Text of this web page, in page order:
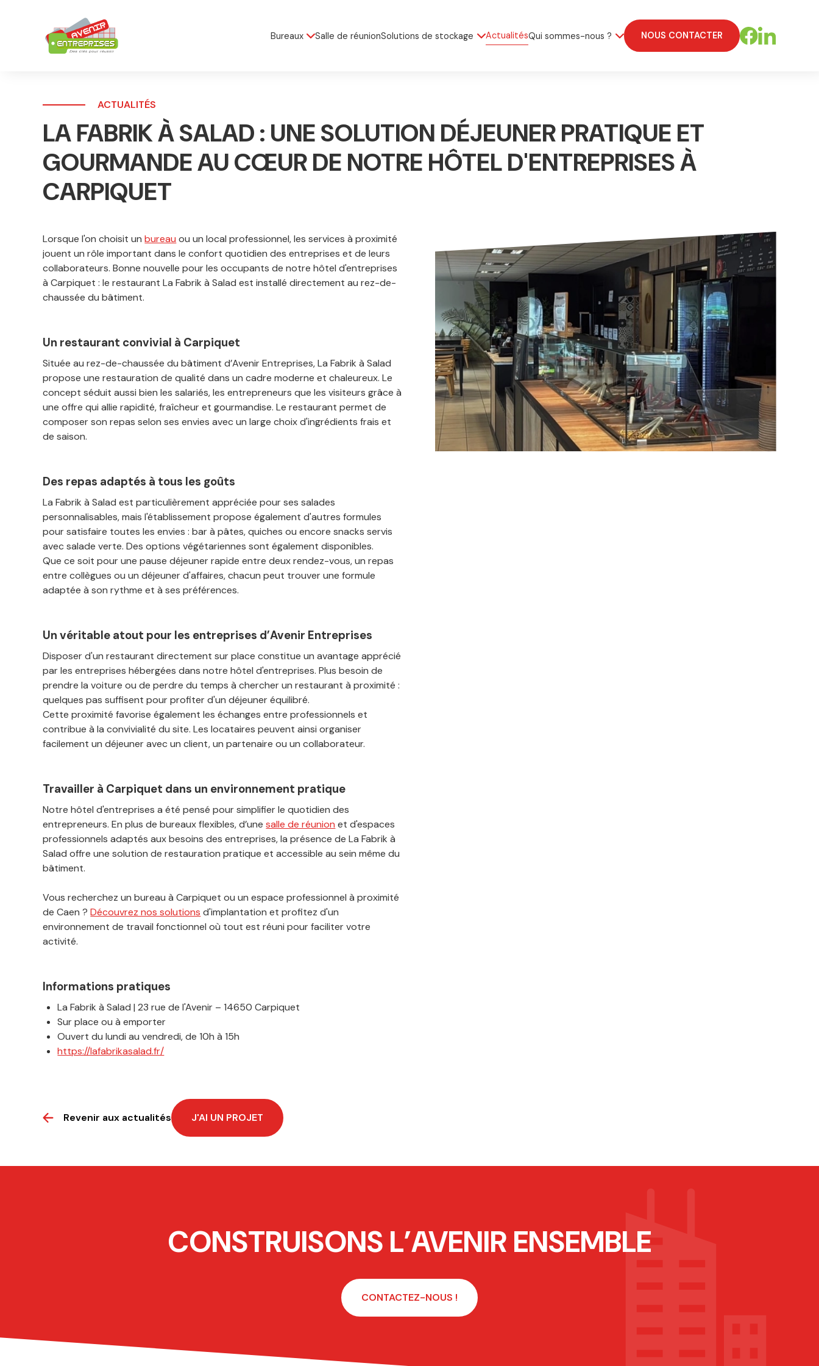
Bureaux Salle de réunionSolutions de stockage ActualitésQui sommes-nous ? NOUS CONTACTER
ACTUALITÉS
LA FABRIK À SALAD : UNE SOLUTION DÉJEUNER PRATIQUE ET
GOURMANDE AU CŒUR DE NOTRE HÔTEL D'ENTREPRISES À
CARPIQUET
Lorsque l'on choisit unbureau ou un local professionnel, les services à proximité
jouent un rôle important dans le confort quotidien des entreprises et de leurs
collaborateurs. Bonne nouvelle pour les occupants de notre hôtel d'entreprises
à Carpiquet : le restaurant La Fabrik à Salad est installé directement au rez-de-
chaussée du bâtiment.
Un restaurant convivial à Carpiquet
Située au rez-de-chaussée du bâtiment d’Avenir Entreprises, La Fabrik à Salad
propose une restauration de qualité dans un cadre moderne et chaleureux. Le
concept séduit aussi bien les salariés, les entrepreneurs que les visiteurs grâce à
une offre qui allie rapidité, fraîcheur et gourmandise. Le restaurant permet de
composer son repas selon ses envies avec un large choix d'ingrédients frais et
de saison.
Des repas adaptés à tous les goûts
La Fabrik à Salad est particulièrement appréciée pour ses salades
personnalisables, mais l'établissement propose également d'autres formules
pour satisfaire toutes les envies : bar à pâtes, quiches ou encore snacks servis
avec salade verte. Des options végétariennes sont également disponibles.
Que ce soit pour une pause déjeuner rapide entre deux rendez-vous, un repas
entre collègues ou un déjeuner d'affaires, chacun peut trouver une formule
adaptée à son rythme et à ses préférences.
Un véritable atout pour les entreprises d’Avenir Entreprises
Disposer d'un restaurant directement sur place constitue un avantage apprécié
par les entreprises hébergées dans notre hôtel d'entreprises. Plus besoin de
prendre la voiture ou de perdre du temps à chercher un restaurant à proximité :
quelques pas suffisent pour profiter d'un déjeuner équilibré.
Cette proximité favorise également les échanges entre professionnels et
contribue à la convivialité du site. Les locataires peuvent ainsi organiser
facilement un déjeuner avec un client, un partenaire ou un collaborateur.
Travailler à Carpiquet dans un environnement pratique
Notre hôtel d'entreprises a été pensé pour simplifier le quotidien des
entrepreneurs. En plus de bureaux flexibles, d’unesalle de réunion et d'espaces
professionnels adaptés aux besoins des entreprises, la présence de La Fabrik à
Salad offre une solution de restauration pratique et accessible au sein même du
bâtiment.
Vous recherchez un bureau à Carpiquet ou un espace professionnel à proximité
de Caen ?Découvrez nos solutions d'implantation et profitez d'un
environnement de travail fonctionnel où tout est réuni pour faciliter votre
activité.
Informations pratiques
La Fabrik à Salad | 23 rue de l'Avenir – 14650 Carpiquet
Sur place ou à emporter
Ouvert du lundi au vendredi, de 10h à 15h
https://lafabrikasalad.fr/
Revenir aux actualités J'AI UN PROJET
CONSTRUISONS L’AVENIR ENSEMBLE
CONTACTEZ-NOUS !